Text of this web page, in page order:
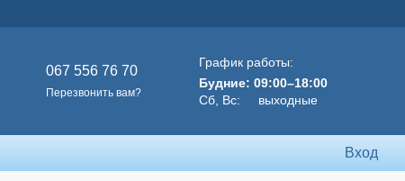
067 556 76 70
Перезвонить вам?
График работы:
Будние: 09:00–18:00
Сб, Вс: выходные
Вход